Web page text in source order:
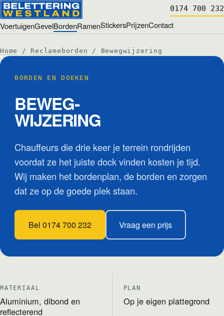
VoertuigenGevelBordenRamenStickersPrijzenContact
0174 700 232
Home / Reclameborden / Bewegwijzering
BORDEN EN DOEKEN
BEWEG­
WIJZERING
Chauffeurs die drie keer je terrein rondrijden
voordat ze het juiste dock vinden kosten je tijd.
Wij maken het bordenplan, de borden en zorgen
dat ze op de goede plek staan.
Bel 0174 700 232 Vraag een prijs
MATERIAAL
Aluminium, dibond en
reflecterend
PLAN
Op je eigen plattegrond